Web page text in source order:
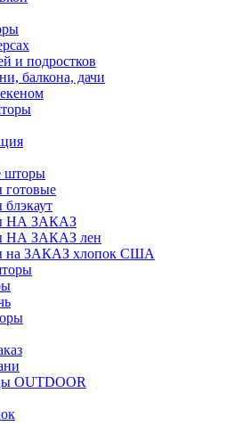
и подростков
балкона, дачи
шторы
НА ЗАКАЗ
НА ЗАКАЗ лен
на ЗАКАЗ хлопок США
OUTDOOR